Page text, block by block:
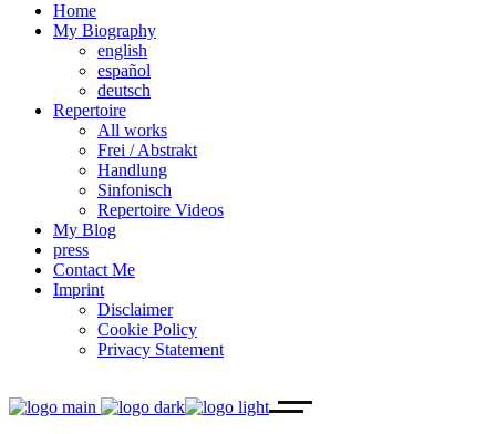
Home
My Biography
english
español
deutsch
Repertoire
All works
Frei / Abstrakt
Handlung
Sinfonisch
Repertoire Videos
My Blog
press
Contact Me
Imprint
Disclaimer
Cookie Policy
Privacy Statement